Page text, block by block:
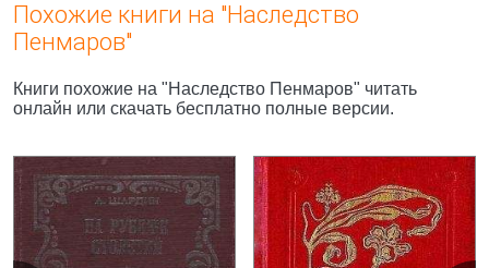
Похожие книги на "Наследство
Пенмаров"
Книги похожие на "Наследство Пенмаров" читать
онлайн или скачать бесплатно полные версии.